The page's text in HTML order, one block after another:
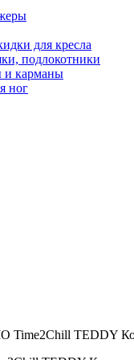
для кресла
подлокотники
и карманы
ног
Time2Chill TEDDY